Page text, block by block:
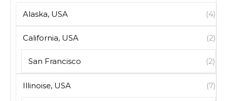
Alaska, USA (4)
California, USA (2)
San Francisco (2)
Illinoise, USA (7)